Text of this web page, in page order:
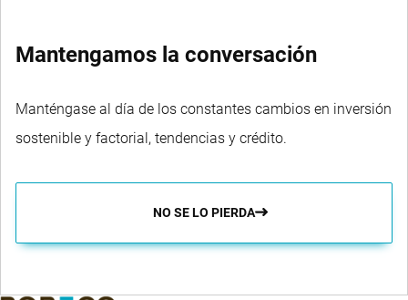
Mantengamos la conversación
Manténgase al día de los constantes cambios en inversión
sostenible y factorial, tendencias y crédito.
NO SE LO PIERDA